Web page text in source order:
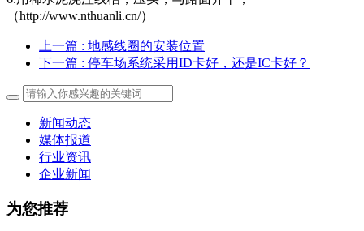
（http://www.nthuanli.cn/）
上一篇 : 地感线圈的安装位置
下一篇 : 停车场系统采用ID卡好，还是IC卡好？
新闻动态
媒体报道
行业资讯
企业新闻
为您推荐